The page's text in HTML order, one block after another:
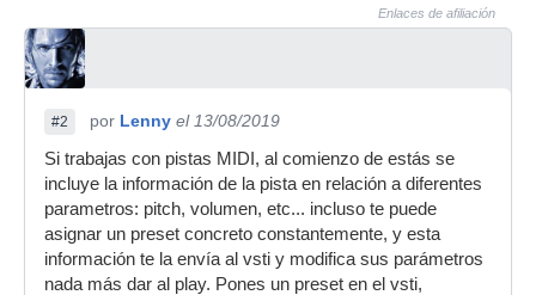
Enlaces de afiliación
#2 por Lenny el 13/08/2019
Si trabajas con pistas MIDI, al comienzo de estás se
incluye la información de la pista en relación a diferentes
parametros: pitch, volumen, etc... incluso te puede
asignar un preset concreto constantemente, y esta
información te la envía al vsti y modifica sus parámetros
nada más dar al play. Pones un preset en el vsti,